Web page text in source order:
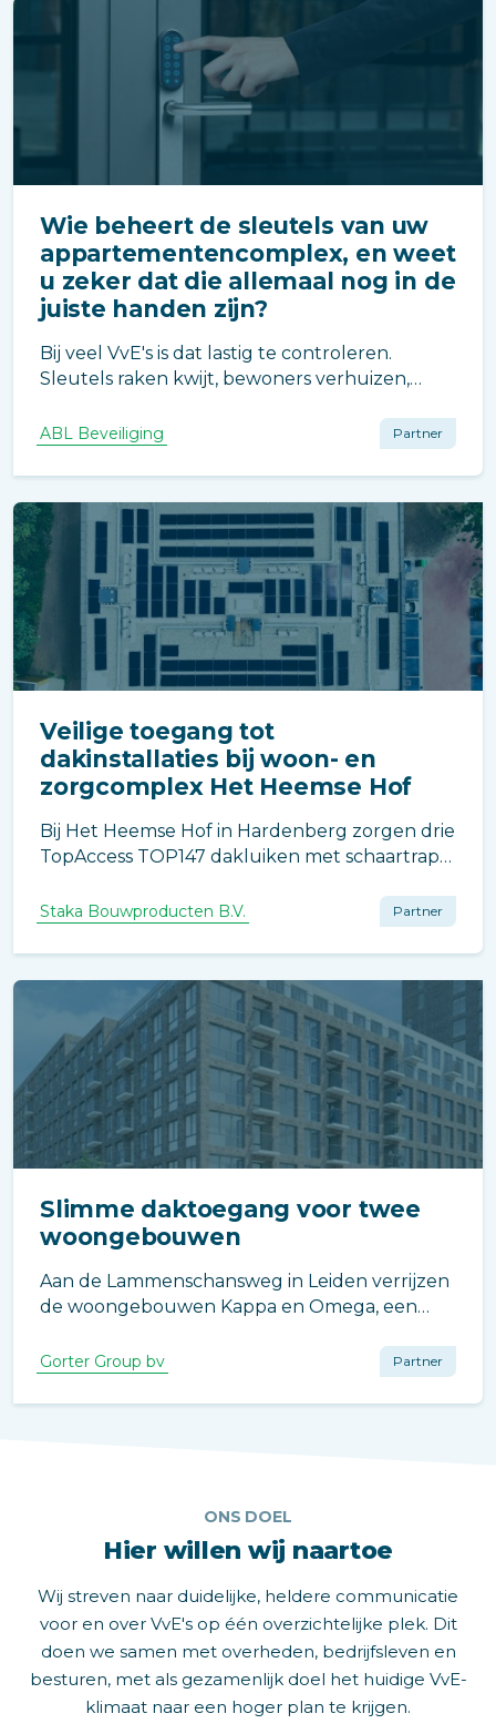
Wie beheert de sleutels van uw
appartementencomplex, en weet
u zeker dat die allemaal nog in de
juiste handen zijn?
Bij veel VvE's is dat lastig te controleren.
Sleutels raken kwijt, bewoners verhuizen,
weet weet niemand meer precies wie er nog
fietsenstalling of de parkeergarage.
ABL Beveiliging Partner
Veilige toegang tot
dakinstallaties bij woon- en
zorgcomplex Het Heemse Hof
Bij Het Heemse Hof in Hardenberg zorgen drie
TopAccess TOP147 dakluiken met schaartrap
zonnepanelen en technische installaties, zodat
onderhoud en inspecties veilig en efficiënt
kunnen worden uitgevoerd.
Staka Bouwproducten B.V. Partner
Slimme daktoegang voor twee
woongebouwen
Aan de Lammenschansweg in Leiden verrijzen
de woongebouwen Kappa en Omega, een
transformatie van de Lammenschansdriehoek.
Gorter Group bv Partner
ONS DOEL
Hier willen wij naartoe
Wij streven naar duidelijke, heldere communicatie
voor en over VvE's op één overzichtelijke plek. Dit
doen we samen met overheden, bedrijfsleven en
besturen, met als gezamenlijk doel het huidige VvE-
klimaat naar een hoger plan te krijgen.